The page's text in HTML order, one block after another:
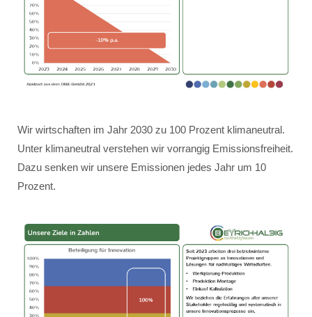
Wir wirtschaften im Jahr 2030 zu 100 Prozent klimaneutral.
Unter klimaneutral verstehen wir vorrangig Emissionsfreiheit.
Dazu senken wir unsere Emissionen jedes Jahr um 10
Prozent.